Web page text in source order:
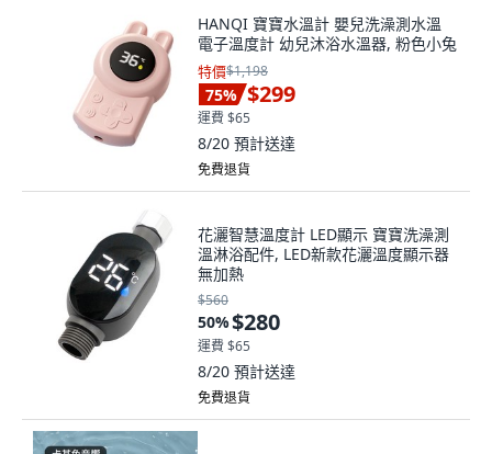
HANQI 寶寶水溫計 嬰兒洗澡測水溫
電子溫度計 幼兒沐浴水溫器, 粉色小兔
特價$1,198
75% $299
運費 $65
8/20 預計送達
免費退貨
花灑智慧溫度計 LED顯示 寶寶洗澡測
溫淋浴配件, LED新款花灑溫度顯示器
無加熱
$560
50%$280
運費 $65
8/20 預計送達
免費退貨